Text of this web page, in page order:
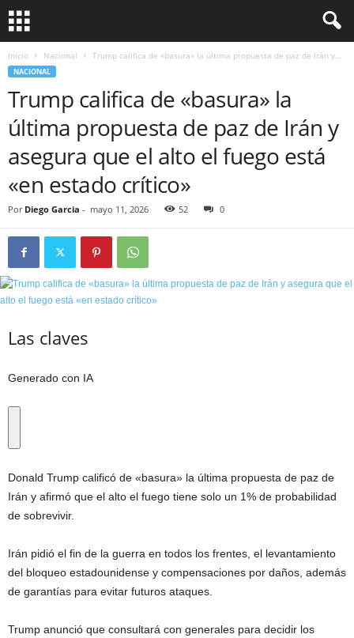
Inicio Nacional Trump califica de «basura» la última propuesta de paz de Irán y...
NACIONAL
Trump califica de «basura» la
última propuesta de paz de Irán y
asegura que el alto el fuego está
«en estado crítico»
Por Diego Garcia - mayo 11, 2026 52 0
Las claves
Generado con IA
Donald Trump calificó de «basura» la última propuesta de paz de
Irán y afirmó que el alto el fuego tiene solo un 1% de probabilidad
de sobrevivir.
Irán pidió el fin de la guerra en todos los frentes, el levantamiento
del bloqueo estadounidense y compensaciones por daños, además
de garantías para evitar futuros ataques.
Trump anunció que consultará con generales para decidir los